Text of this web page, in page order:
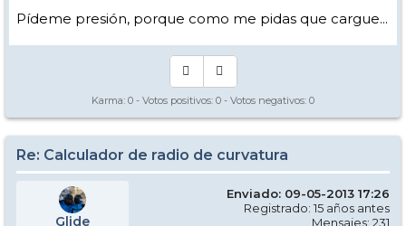
Pídeme presión, porque como me pidas que cargue...
Karma: 0 - Votos positivos: 0 - Votos negativos: 0
Re: Calculador de radio de curvatura
Glide
Enviado: 09-05-2013 17:26
Registrado: 15 años antes
Mensajes: 231